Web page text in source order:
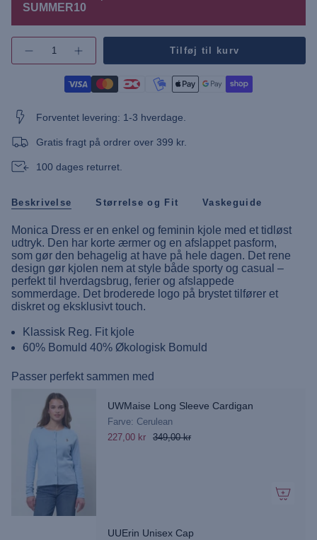
SUMMER10
"decrease"=>"",
"multiples_of"=>"",
"minimum_of"=>"",
"maximum_of"=>""}
antallet
knap
-
Tilføj til kurv
Forventet levering: 1-3 hverdage.
Gratis fragt på ordrer over 399 kr.
100 dages returret.
Beskrivelse Størrelse og Fit Vaskeguide
Monica Dress er en enkel og feminin kjole med et tidløst
udtryk. Den har korte ærmer og en afslappet pasform,
som gør den behagelig at have på hele dagen. Det rene
design gør kjolen nem at style både sporty og casual –
perfekt til hverdagsbrug, ferier og afslappede
sommerdage. Det broderede logo på brystet tilfører et
diskret og eksklusivt touch.
Klassisk Reg. Fit kjole
60% Bomuld 40% Økologisk Bomuld
Passer perfekt sammen med
UWMaise Long Sleeve Cardigan
Farve: Cerulean
227,00 kr
349,00 kr
UUErin Unisex Cap